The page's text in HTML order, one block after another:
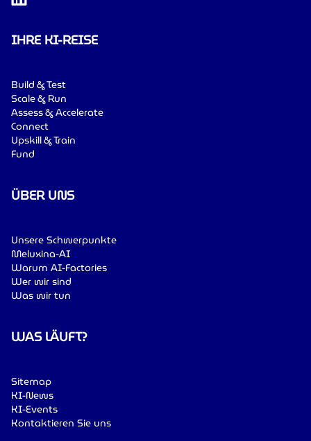
IHRE KI-REISE
Build & Test
Scale & Run
Assess & Accelerate
Connect
Upskill & Train
Fund
ÜBER UNS
Unsere Schwerpunkte
Meluxina-AI
Warum AI-Factories
Wer wir sind
Was wir tun
WAS LÄUFT?
Sitemap
KI-News
KI-Events
Kontaktieren Sie uns